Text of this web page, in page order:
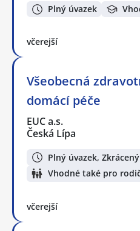
Plný úvazek
včerejší
Všeobecná
domácí péče
EUC a.s.
Česká Lípa
Plný úvazek,
Vhodné také pro
včerejší